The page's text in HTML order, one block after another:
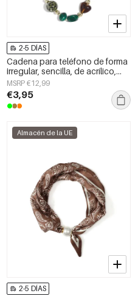
2-5 DÍAS
Cadena para teléfono de forma
irregular, sencilla, de acrílico,
accesorio de uso diario.
MSRP €12,99
€3,95
Almacén de la UE
2-5 DÍAS